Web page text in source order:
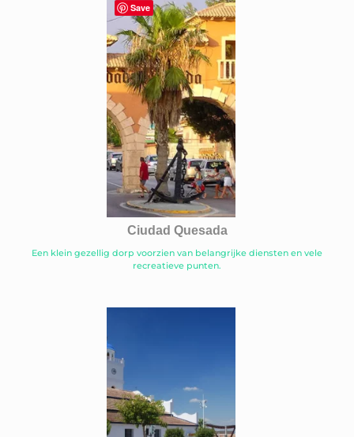
Ciudad Quesada
Een klein gezellig dorp voorzien van belangrijke diensten en vele
recreatieve punten.
Save